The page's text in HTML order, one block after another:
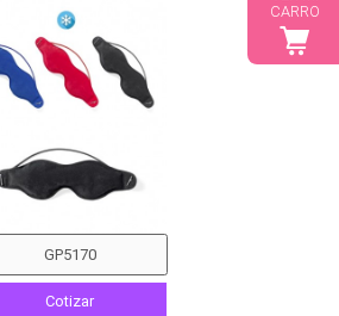
CARRO
Cotizar